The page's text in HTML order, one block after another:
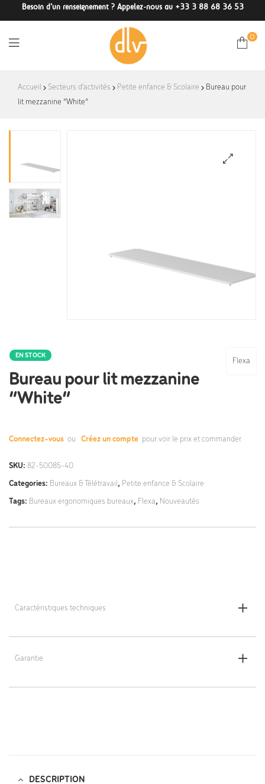
Besoin d'un renseignement ? Appelez-nous au +33 3 88 68 36 53
DLV-
0
Accueil Secteurs d'activités Petite enfance & Scolaire
Bureau pour
lit mezzanine “White”
Flexa
EN STOCK
Bureau pour lit mezzanine
“White”
Connectez-vous ou Créez un compte pour voir le prix et commander.
SKU: 82-50085-40
Categories: Bureaux & Télétravail, Petite enfance & Scolaire
Tags: Bureaux ergonomiques bureaux, Flexa, Nouveautés
Caractéristiques techniques
Blanc
Garantie
2 ans
DESCRIPTION